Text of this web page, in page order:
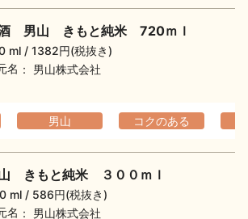
男山 きもと純米 720ｍｌ
ml
1382円(税抜き)
名
男山株式会社
男山 コクのある
きもと純米 ３００ｍｌ
ml
586円(税抜き)
名
男山株式会社